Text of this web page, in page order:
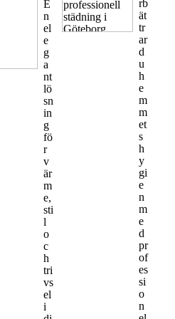
E
n
el
e
g
a
nt
lö
sn
in
g
fö
r
v
är
m
e,
sti
l
o
c
h
tri
vs
el
i
rb
ät
tr
ar
d
u
h
e
m
m
et
s
h
y
gi
e
n
m
e
d
pr
of
es
si
o
n